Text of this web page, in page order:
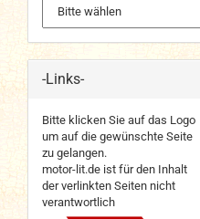
-Links-
Bitte klicken Sie auf das Logo
um auf die gewünschte Seite
zu gelangen.
motor-lit.de ist für den Inhalt
der verlinkten Seiten nicht
verantwortlich